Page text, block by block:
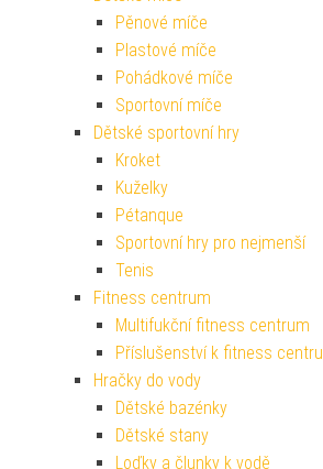
Pěnové míče
Plastové míče
Pohádkové míče
Sportovní míče
Dětské sportovní hry
Kroket
Kuželky
Pétanque
Sportovní hry pro nejmenší
Tenis
Fitness centrum
Multifukční fitness centrum
Příslušenství k fitness centru
Hračky do vody
Dětské bazénky
Dětské stany
Loďky a člunky k vodě